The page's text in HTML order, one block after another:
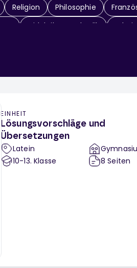
Religion Philosophie
Didaktik & Methodik
EINHEIT
Lösungsvorschläge und
Übersetzungen
Latein
10-13. Klasse
8 Seiten